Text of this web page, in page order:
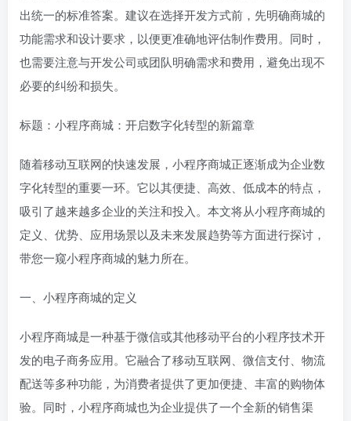
出统一的标准答案。建议在选择开发方式前，先明确商城的
功能需求和设计要求，以便更准确地评估制作费用。同时，
也需要注意与开发公司或团队明确需求和费用，避免出现不
必要的纠纷和损失。
标题：小程序商城：开启数字化转型的新篇章
随着移动互联网的快速发展，小程序商城正逐渐成为企业数
字化转型的重要一环。它以其便捷、高效、低成本的特点，
吸引了越来越多企业的关注和投入。本文将从小程序商城的
定义、优势、应用场景以及未来发展趋势等方面进行探讨，
带您一窥小程序商城的魅力所在。
一、小程序商城的定义
小程序商城是一种基于微信或其他移动平台的小程序技术开
发的电子商务应用。它融合了移动互联网、微信支付、物流
配送等多种功能，为消费者提供了更加便捷、丰富的购物体
验。同时，小程序商城也为企业提供了一个全新的销售渠